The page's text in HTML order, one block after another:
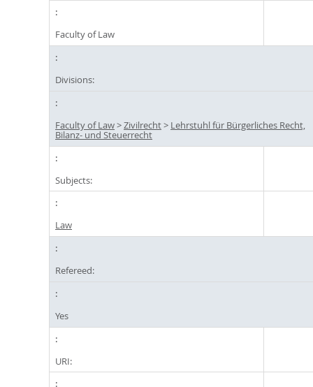
Faculty of Law
Divisions:
Faculty of Law>Zivilrecht> Lehrstuhl für Bürgerliches Recht,
Bilanz- und Steuerrecht
Subjects:
Law
Refereed:
Yes
URI: